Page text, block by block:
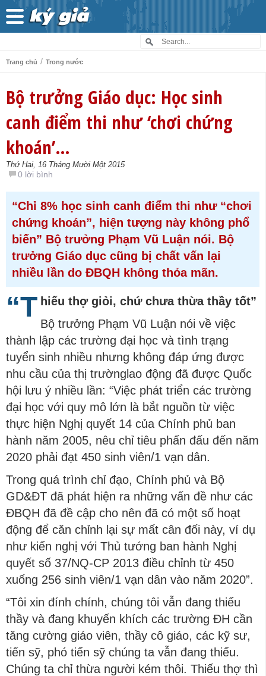
Trang chủ / Trong nước
Bộ trưởng Giáo dục: Học sinh
canh điểm thi như ‘chơi chứng
khoán’…
Thứ Hai, 16 Tháng Mười Một 2015
0 lời bình
“Chỉ 8% học sinh canh điểm thi như “chơi
chứng khoán”, hiện tượng này không phổ
biến” Bộ trưởng Phạm Vũ Luận nói. Bộ
trưởng Giáo dục cũng bị chất vấn lại
nhiều lần do ĐBQH không thỏa mãn.
“T hiếu thợ giỏi, chứ chưa thừa thầy tốt”
Bộ trưởng Phạm Vũ Luận nói về việc
thành lập các trường đại học và tình trạng
tuyển sinh nhiều nhưng không đáp ứng được
nhu cầu của thị trườnglao động đã được Quốc
hội lưu ý nhiều lần: “Việc phát triển các trường
đại học với quy mô lớn là bắt nguồn từ việc
thực hiện Nghị quyết 14 của Chính phủ ban
hành năm 2005, nêu chỉ tiêu phấn đấu đến năm
2020 phải đạt 450 sinh viên/1 vạn dân.
Trong quá trình chỉ đạo, Chính phủ và Bộ
GD&ĐT đã phát hiện ra những vấn đề như các
ĐBQH đã đề cập cho nên đã có một số hoạt
động để căn chỉnh lại sự mất cân đối này, ví dụ
như kiến nghị với Thủ tướng ban hành Nghị
quyết số 37/NQ-CP 2013 điều chỉnh từ 450
xuống 256 sinh viên/1 vạn dân vào năm 2020”.
“Tôi xin đính chính, chúng tôi vẫn đang thiếu
thầy và đang khuyến khích các trường ĐH cần
tăng cường giáo viên, thầy cô giáo, các kỹ sư,
tiến sỹ, phó tiến sỹ chúng ta vẫn đang thiếu.
Chúng ta chỉ thừa người kém thôi. Thiếu thợ thì